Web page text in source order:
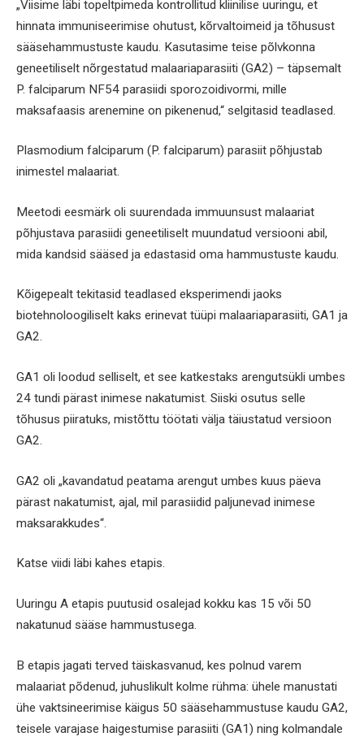
„Viisime läbi topeltpimeda kontrollitud kliinilise uuringu, et
hinnata immuniseerimise ohutust, kõrvaltoimeid ja tõhusust
sääsehammustuste kaudu. Kasutasime teise põlvkonna
geneetiliselt nõrgestatud malaariaparasiiti (GA2) – täpsemalt
P. falciparum NF54 parasiidi sporozoidivormi, mille
maksafaasis arenemine on pikenenud,“ selgitasid teadlased.
Plasmodium falciparum (P. falciparum) parasiit põhjustab
inimestel malaariat.
Meetodi eesmärk oli suurendada immuunsust malaariat
põhjustava parasiidi geneetiliselt muundatud versiooni abil,
mida kandsid sääsed ja edastasid oma hammustuste kaudu.
Kõigepealt tekitasid teadlased eksperimendi jaoks
biotehnoloogiliselt kaks erinevat tüüpi malaariaparasiiti, GA1 ja
GA2.
GA1 oli loodud selliselt, et see katkestaks arengutsükli umbes
24 tundi pärast inimese nakatumist. Siiski osutus selle
tõhusus piiratuks, mistõttu töötati välja täiustatud versioon
GA2.
GA2 oli „kavandatud peatama arengut umbes kuus päeva
pärast nakatumist, ajal, mil parasiidid paljunevad inimese
maksarakkudes“.
Katse viidi läbi kahes etapis.
Uuringu A etapis puutusid osalejad kokku kas 15 või 50
nakatunud sääse hammustusega.
B etapis jagati terved täiskasvanud, kes polnud varem
malaariat põdenud, juhuslikult kolme rühma: ühele manustati
ühe vaktsineerimise käigus 50 sääsehammustuse kaudu GA2,
teisele varajase haigestumise parasiiti (GA1) ning kolmandale